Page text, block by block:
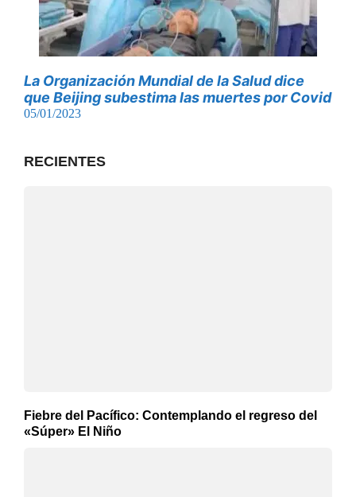
La Organización Mundial de la Salud dice
que Beijing subestima las muertes por Covid
05/01/2023
RECIENTES
Fiebre del Pacífico: Contemplando el regreso del
«Súper» El Niño